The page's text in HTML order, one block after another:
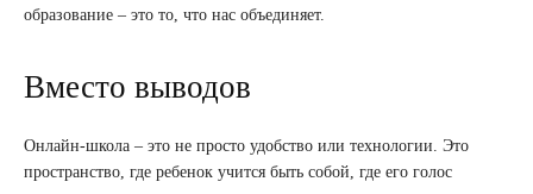
образование – это то, что нас объединяет.
Вместо выводов
Онлайн-школа – это не просто удобство или технологии. Это
пространство, где ребенок учится быть собой, где его голос